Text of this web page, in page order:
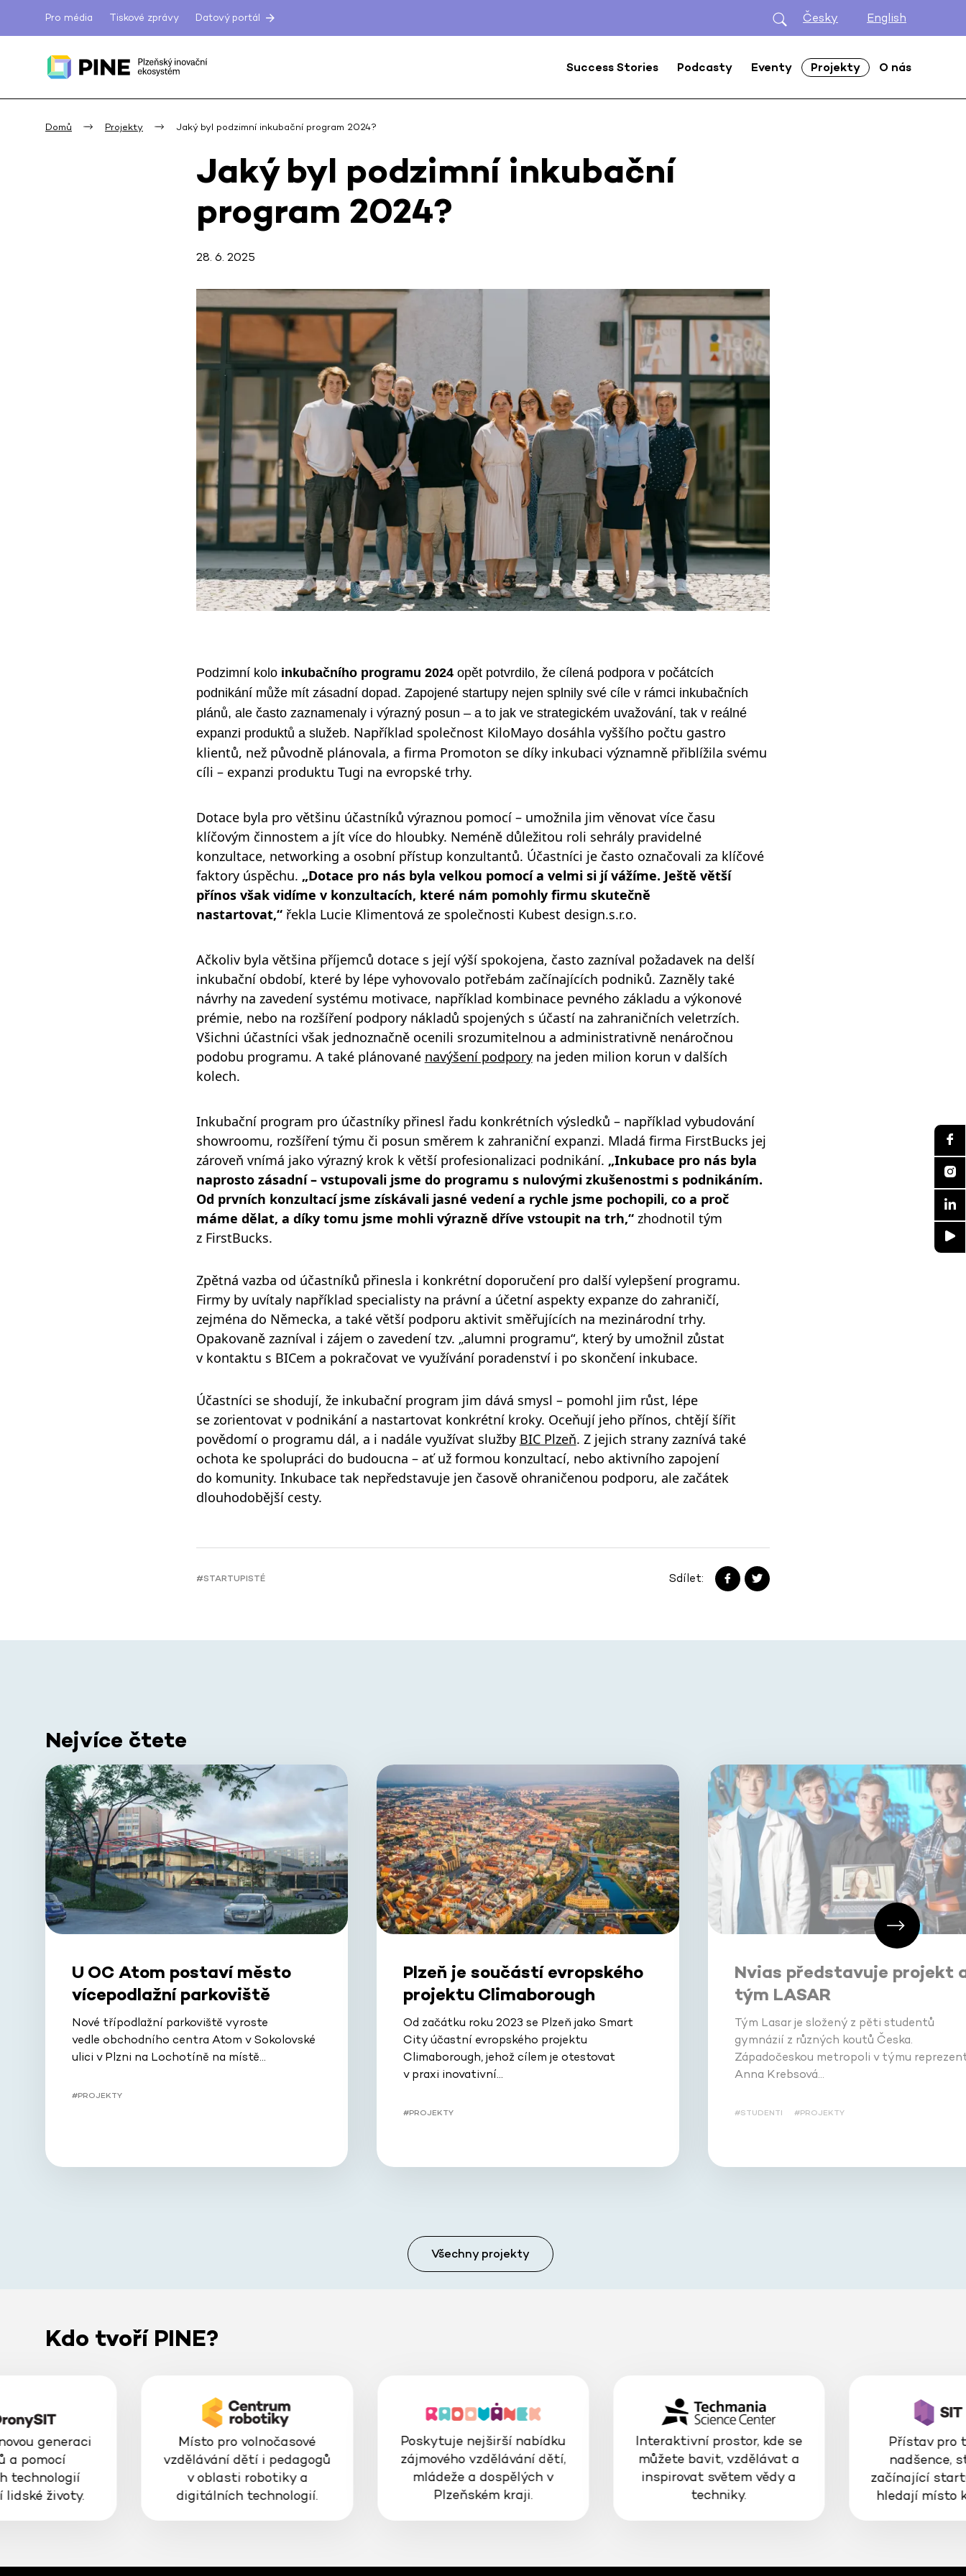
Pro média Tiskové zprávy Datový portál Česky English
Success Stories Podcasty Eventy Projekty O nás
Domů Projekty Jaký byl podzimní inkubační program 2024?
Jaký byl podzimní inkubační
program 2024?
28. 6. 2025
Podzimní kolo inkubačního programu 2024opět potvrdilo, že cílená podpora v počátcích
podnikání může mít zásadní dopad. Zapojené startupy nejen splnily své cíle v rámci inkubačních
plánů, ale často zaznamenaly i výrazný posun – a to jak ve strategickém uvažování, tak v reálné
expanzi produktů a služeb. Například společnost KiloMayo dosáhla vyššího počtu gastro
klientů, než původně plánovala, a firma Promoton se díky inkubaci významně přiblížila svému
cíli – expanzi produktu Tugi na evropské trhy.
Dotace byla pro většinu účastníků výraznou pomocí – umožnila jim věnovat více času
klíčovým činnostem a jít více do hloubky. Neméně důležitou roli sehrály pravidelné
konzultace, networking a osobní přístup konzultantů. Účastníci je často označovali za klíčové
faktory úspěchu. „Dotace pro nás byla velkou pomocí a velmi si jí vážíme. Ještě větší
přínos však vidíme v konzultacích, které nám pomohly firmu skutečně
nastartovat,“řekla Lucie Klimentová ze společnosti Kubest design.s.r.o.
Ačkoliv byla většina příjemců dotace s její výší spokojena, často zazníval požadavek na delší
inkubační období, které by lépe vyhovovalo potřebám začínajících podniků. Zazněly také
návrhy na zavedení systému motivace, například kombinace pevného základu a výkonové
prémie, nebo na rozšíření podpory nákladů spojených s účastí na zahraničních veletrzích.
Všichni účastníci však jednoznačně ocenili srozumitelnou a administrativně nenáročnou
podobu programu. A také plánované navýšení podporyna jeden milion korun v dalších
kolech.
Inkubační program pro účastníky přinesl řadu konkrétních výsledků – například vybudování
showroomu, rozšíření týmu či posun směrem k zahraniční expanzi. Mladá firma FirstBucks jej
zároveň vnímá jako výrazný krok k větší profesionalizaci podnikání. „Inkubace pro nás byla
naprosto zásadní – vstupovali jsme do programu s nulovými zkušenostmi s podnikáním.
Od prvních konzultací jsme získávali jasné vedení a rychle jsme pochopili, co a proč
máme dělat, a díky tomu jsme mohli výrazně dříve vstoupit na trh,“zhodnotil tým
z FirstBucks.
Zpětná vazba od účastníků přinesla i konkrétní doporučení pro další vylepšení programu.
Firmy by uvítaly například specialisty na právní a účetní aspekty expanze do zahraničí,
zejména do Německa, a také větší podporu aktivit směřujících na mezinárodní trhy.
Opakovaně zazníval i zájem o zavedení tzv. „alumni programu“, který by umožnil zůstat
v kontaktu s BICem a pokračovat ve využívání poradenství i po skončení inkubace.
Účastníci se shodují, že inkubační program jim dává smysl – pomohl jim růst, lépe
se zorientovat v podnikání a nastartovat konkrétní kroky. Oceňují jeho přínos, chtějí šířit
povědomí o programu dál, a i nadále využívat služby BIC Plzeň. Z jejich strany zaznívá také
ochota ke spolupráci do budoucna – ať už formou konzultací, nebo aktivního zapojení
do komunity. Inkubace tak nepředstavuje jen časově ohraničenou podporu, ale začátek
dlouhodobější cesty.
#STARTUPISTÉ Sdílet:
Nejvíce čtete
U OC Atom postaví město
vícepodlažní parkoviště
Nové třípodlažní parkoviště vyroste
vedle obchodního centra Atom v Sokolovské
ulici v Plzni na Lochotíně na místě…
#PROJEKTY
Plzeň je součástí evropského
projektu Climaborough
Od začátku roku 2023 se Plzeň jako Smart
City účastní evropského projektu
Climaborough, jehož cílem je otestovat
v praxi inovativní…
#PROJEKTY
Nvias představuje projekt
tým LASAR
Tým Lasar je složený z pěti studentů
gymnázií z různých koutů Česka.
Západočeskou metropoli v týmu
Anna Krebsová…
#STUDENTI #PROJEKTY
Všechny projekty
Kdo tvoří PINE?
generaci
a pomocí
technologií
lidské životy.
Místo pro volnočasové
vzdělávání dětí i pedagogů
v oblasti robotiky a
digitálních technologií.
Poskytuje nejširší nabídku
zájmového vzdělávání dětí,
mládeže a dospělých v
Plzeňském kraji.
Interaktivní prostor, kde se
můžete bavit, vzdělávat a
inspirovat světem vědy a
techniky.
Přístav pro
nadšence,
začínající
hledají místo